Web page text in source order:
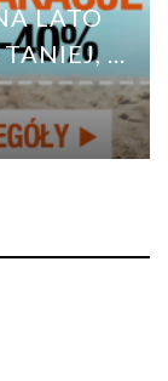
LATO
...